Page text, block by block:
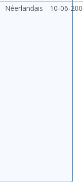
Néerlandais 10-06-